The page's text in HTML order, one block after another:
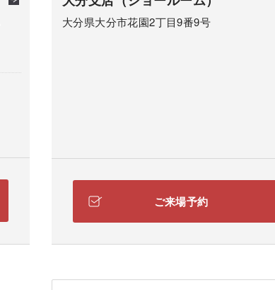
大分県大分市花園2丁目9番9号
ご来場予約